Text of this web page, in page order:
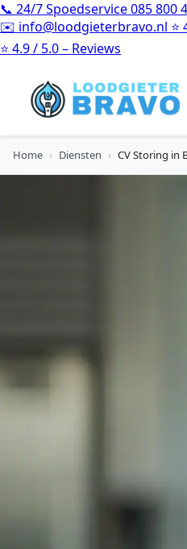
📞 24/7 Spoedservice085 800
✉️ info@loodgieterbravo.nl ⭐
⭐ 4.9 / 5.0 – Reviews
Home › Diensten › CV Storing in